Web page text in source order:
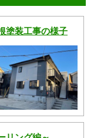
塗装工事の様子